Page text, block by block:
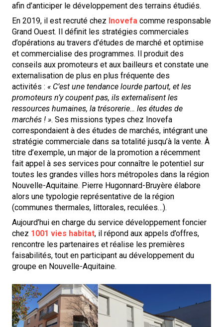
afin d’anticiper le développement des terrains étudiés.
En 2019, il est recruté chez Inovefa comme responsable
Grand Ouest. Il définit les stratégies commerciales
d’opérations au travers d’études de marché et optimise
et commercialise des programmes. Il produit des
conseils aux promoteurs et aux bailleurs et constate une
externalisation de plus en plus fréquente des
activités : « C’est une tendance lourde partout, et les
promoteurs n’y coupent pas, ils externalisent les
ressources humaines, la trésorerie… les études de
marchés ! ». Ses missions types chez Inovefa
correspondaient à des études de marchés, intégrant une
stratégie commerciale dans sa totalité jusqu’à la vente. À
titre d’exemple, un major de la promotion a récemment
fait appel à ses services pour connaître le potentiel sur
toutes les grandes villes hors métropoles dans la région
Nouvelle-Aquitaine. Pierre Hugonnard-Bruyère élabore
alors une typologie représentative de la région
(communes thermales, littorales, reculées…).
Aujourd’hui en charge du service développement foncier
chez 1001 vies habitat, il répond aux appels d’offres,
rencontre les partenaires et réalise les premières
faisabilités, tout en participant au développement du
groupe en Nouvelle-Aquitaine.